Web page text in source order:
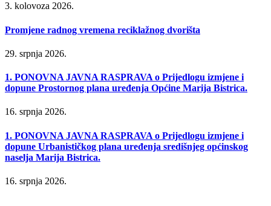
3. kolovoza 2026.
Promjene radnog vremena reciklažnog dvorišta
29. srpnja 2026.
1. PONOVNA JAVNA RASPRAVA o Prijedlogu izmjene i
dopune Prostornog plana uređenja Općine Marija Bistrica.
16. srpnja 2026.
1. PONOVNA JAVNA RASPRAVA o Prijedlogu izmjene i
dopune Urbanističkog plana uređenja središnjeg općinskog
naselja Marija Bistrica.
16. srpnja 2026.